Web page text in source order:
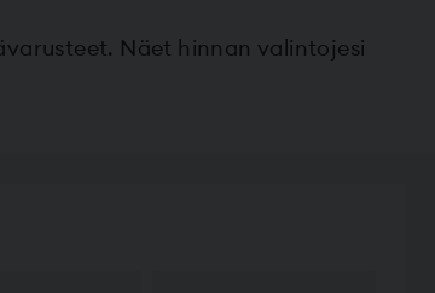
Näet hinnan valintojesi